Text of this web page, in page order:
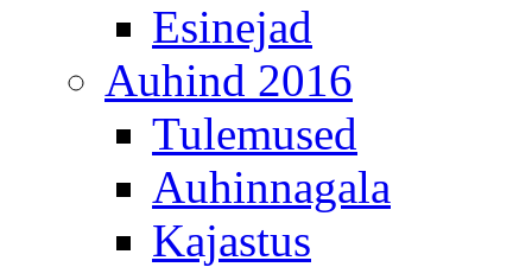
Esinejad
Auhind 2016
Tulemused
Auhinnagala
Kajastus